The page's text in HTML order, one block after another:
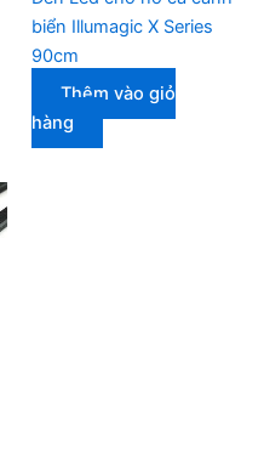
biển Illumagic X Series
90cm
Thêm vào giỏ
hàng